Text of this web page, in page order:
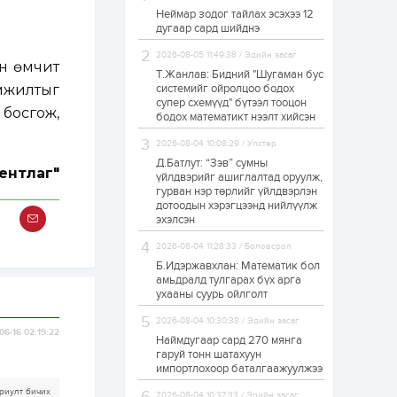
өмчит
16 02:19:22
бичих
Н.Номтойбаяр:
Аймгуудад
тулгамдаж буй
асуудлуудыг долоо
хоног бүр Засгийн
газрын...
1 өдөр 0
УИХ-ын дарга
С.Бямбацогт төрийг
төлөөлөн Сутай
хайрхны тэнгэрийг
тахих төрийн
тахилгад оролцлоо
1 өдөр 2 0
“Хотын дарга сонсож
дугаарыг
наймдугаар сарын
1 өдөр 0
“Чингис хаан” олон
руу нийтийн тээврийн
автобус 24 цагаар
үйлчилж байна
1 өдөр 1 0
Неймар зодог тайлах эсэхээ 12
дугаар сард шийднэ
2026-08-05 11:49:38 / Эдийн засаг
Т.Жанлав: Бидний "Шугаман бус
системийг ойролцоо бодох
супер схемүүд" бүтээл тооцон
бодох математикт нээлт хийсэн
2026-08-04 10:08:29 / Улстөр
Д.Батлут: “Зэв” сумны
үйлдвэрийг ашиглалтад оруулж,
гурван нэр төрлийг үйлдвэрлэн
дотоодын хэрэгцээнд нийлүүлж
эхэлсэн
2026-08-04 11:28:33 / Боловсрол
Б.Идэржавхлан: Математик бол
амьдралд тулгарах бүх арга
ухааны суурь ойлголт
2026-08-04 10:30:38 / Эдийн засаг
Наймдугаар сард 270 мянга
гаруй тонн шатахуун
импортлохоор баталгаажуулжээ